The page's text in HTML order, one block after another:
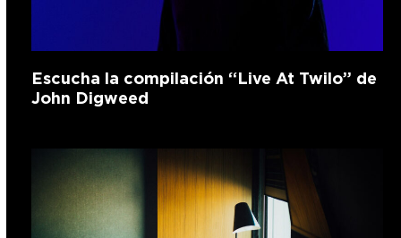
Escucha la compilación “Live At Twilo” de
John Digweed